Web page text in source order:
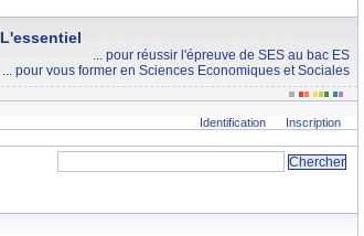
L'essentiel
... pour réussir l'épreuve de SES au bac ES
... pour vous former en Sciences Economiques et Sociales
Identification Inscription